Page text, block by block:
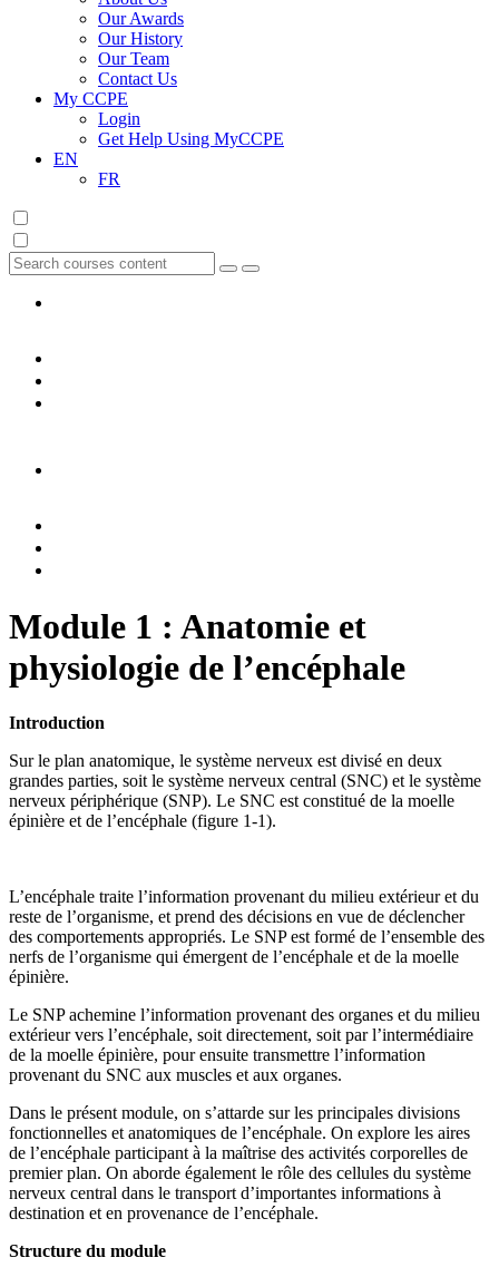
Our Awards
Our History
Our Team
Contact Us
My CCPE
Login
Get Help Using MyCCPE
EN
FR
Module 1 : Anatomie et
physiologie de l’encéphale
Introduction
Sur le plan anatomique, le système nerveux est divisé en deux
grandes parties, soit le système nerveux central (SNC) et le système
nerveux périphérique (SNP). Le SNC est constitué de la moelle
épinière et de l’encéphale (figure 1-1).
L’encéphale traite l’information provenant du milieu extérieur et du
reste de l’organisme, et prend des décisions en vue de déclencher
des comportements appropriés. Le SNP est formé de l’ensemble des
nerfs de l’organisme qui émergent de l’encéphale et de la moelle
épinière.
Le SNP achemine l’information provenant des organes et du milieu
extérieur vers l’encéphale, soit directement, soit par l’intermédiaire
de la moelle épinière, pour ensuite transmettre l’information
provenant du SNC aux muscles et aux organes.
Dans le présent module, on s’attarde sur les principales divisions
fonctionnelles et anatomiques de l’encéphale. On explore les aires
de l’encéphale participant à la maîtrise des activités corporelles de
premier plan. On aborde également le rôle des cellules du système
nerveux central dans le transport d’importantes informations à
destination et en provenance de l’encéphale.
Structure du module